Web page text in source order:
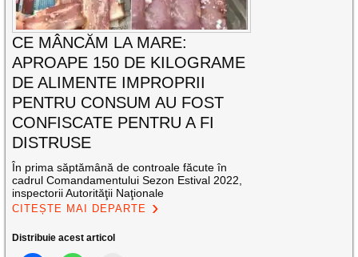
CE MÂNCĂM LA MARE:
APROAPE 150 DE KILOGRAME
DE ALIMENTE IMPROPRII
PENTRU CONSUM AU FOST
CONFISCATE PENTRU A FI
DISTRUSE
În prima săptămână de controale făcute în
cadrul Comandamentului Sezon Estival 2022,
inspectorii Autorităţii Naţionale
CITEȘTE MAI DEPARTE
Distribuie acest articol